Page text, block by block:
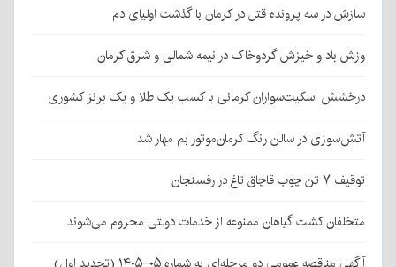
سازش در سه پرونده قتل در کرمان با گذشت اولیای دم
وزش باد و خیزش گردوخاک در نیمه شمالی و شرق کرمان
درخشش اسکیت‌سواران کرمانی با کسب یک طلا و یک برنز کشوری
آتش‌سوزی در سالن رنگ کرمان‌موتور بم مهار شد
توقیف ۷ تن چوب قاچاق تاغ در رفسنجان
متخلفان کشت گیاهان ممنوعه از خدمات دولتی محروم می‌شوند